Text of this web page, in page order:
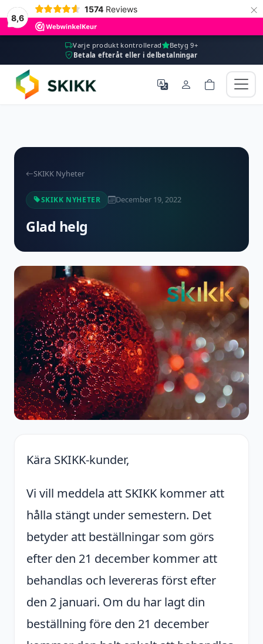
8,6
1574 Reviews ×
Varje produkt kontrollerad
Betyg 9+
Betala efteråt eller i delbetalningar
SKIKK Nyheter
SKIKK NYHETER December 19, 2022
Glad helg
Kära SKIKK-kunder,
Vi vill meddela att SKIKK kommer att
hålla stängt under semestern. Det
betyder att beställningar som görs
efter den 21 december kommer att
behandlas och levereras först efter
den 2 januari. Om du har lagt din
beställning före den 21 december